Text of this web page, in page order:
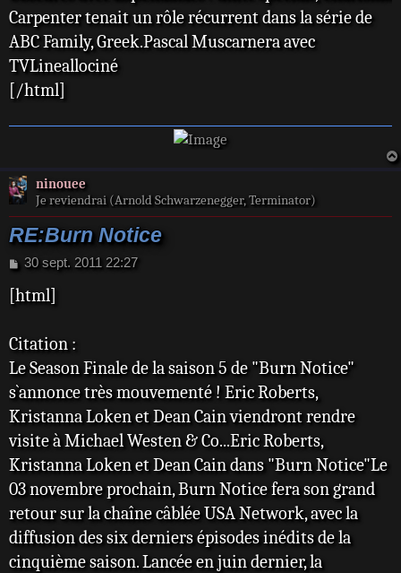
Carpenter tenait un rôle récurrent dans la série de
ABC Family, Greek.Pascal Muscarnera avec
TVLineallociné
[/html]
ninouee
Je reviendrai (Arnold Schwarzenegger, Terminator)
RE:Burn Notice
M
s
g
30 sept. 2011 22:27
[html]
Citation :
Le Season Finale de la saison 5 de "Burn Notice"
s`annonce très mouvementé ! Eric Roberts,
Kristanna Loken et Dean Cain viendront rendre
visite à Michael Westen & Co...Eric Roberts,
Kristanna Loken et Dean Cain dans "Burn Notice"Le
03 novembre prochain, Burn Notice fera son grand
retour sur la chaîne câblée USA Network, avec la
diffusion des six derniers épisodes inédits de la
cinquième saison. Lancée en juin dernier, la